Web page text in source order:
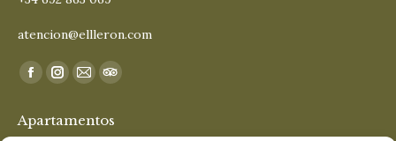
atencion@ellleron.com
Encuéntranos en:
Facebook
opens
Instagram
opens
Mail
opens
TripAdvisor
opens
Apartamentos